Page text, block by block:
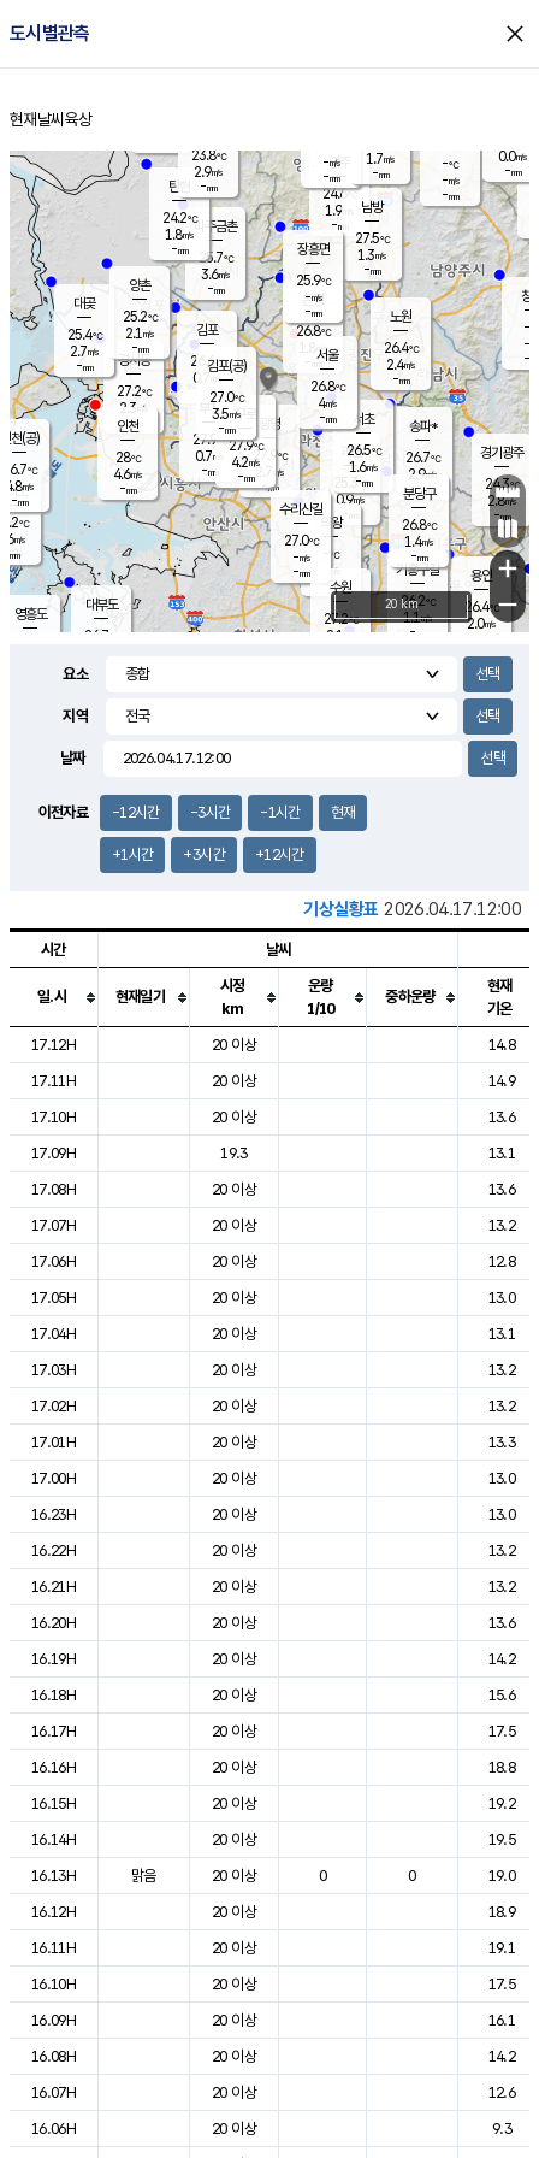
도시별관측 close
홈
현재날씨 육상
의도
℃
m/s
mm
영흥도
양주
24.6℃
1.9
-mm
과천
25.3℃
0.9m/s
- mm
용인
26.4℃
2.0m/s
경기광주
24.3℃
2.8m/s
-mm
2.1m/s
대부도
26.7
경서동
27.2℃
2.3 m/s
-mm
파주금촌
25.7℃
3.6m/s
-mm
-℃
-m/s
-mm
대곶
25.4℃
2.7m/s
-mm
창
-
-m/
-
탄현
24.2℃
1.8m/s
-mm
0.0m/s
-mm
의왕
- ℃
m/s
mm
김포
26.6℃
0.7 m/s
mm
광명
27.9 ℃
2.7 m/s
-mm
부천
27.9℃
0.7m/s
-mm
양촌
25.2℃
2.1 m/s
-mm
구로
27.9℃
4.2m/s
-mm
은평
26.8℃
1.8 m/s
- mm
노원
26.4℃
2.4m/s
-mm
송파*
26.7℃
2.9m/s
-mm
서초
26.5℃
1.6m/s
-mm
남방
27.5℃
1.3m/s
-mm
기흥구갈
26.2℃
1.1m/s
-
수리산길
27.0℃
-m/s
-mm
분당구
26.8℃
1.4m/s
-mm
장흥면
25.9℃
-m/s
-mm
-m/s
-mm
인천(공)
26.7℃
4.8m/s
-mm
김포(공)
27.0℃
3.5m/s
-mm
수원
27.2℃
2.1 m/s
인천
28℃
4.6m/s
-mm
서울
26.8℃
4m/s
-mm
23.8℃
2.9m/s
-mm
1.7m/s
-mm
+
−
20 km
요소
지역
날짜
이전자료 -12시간 -3시간 -1시간 현재
+1시간 +3시간 +12시간
기상실황표 2026.04.17.12:00
도시별 기상실황표로 지점, 날씨, 기온, 강수, 바람, 기압등을 안내한 표입
시간 날씨
일.시 현재일기
시정
km
운량
1/10
중하운량
현재
기온
17.12H
20 이상
14.8
17.11H
20 이상
14.9
17.10H
20 이상
13.6
17.09H
19.3
13.1
17.08H
20 이상
13.6
17.07H
20 이상
13.2
17.06H
20 이상
12.8
17.05H
20 이상
13.0
17.04H
20 이상
13.1
17.03H
20 이상
13.2
17.02H
20 이상
13.2
17.01H
20 이상
13.3
17.00H
20 이상
13.0
16.23H
20 이상
13.0
16.22H
20 이상
13.2
16.21H
20 이상
13.2
16.20H
20 이상
13.6
16.19H
20 이상
14.2
16.18H
20 이상
15.6
16.17H
20 이상
17.5
16.16H
20 이상
18.8
16.15H
20 이상
19.2
16.14H
20 이상
19.5
16.13H
맑음 20 이상 0 0
19.0
16.12H
20 이상
18.9
16.11H
20 이상
19.1
16.10H
20 이상
17.5
16.09H
20 이상
16.1
16.08H
20 이상
14.2
16.07H
20 이상
12.6
16.06H
20 이상
9.3